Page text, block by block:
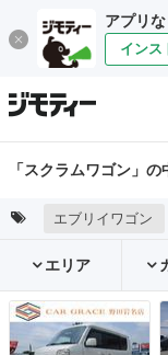
アプリ
インス
「スクラムワゴン」の
エブリイワゴン
エリア